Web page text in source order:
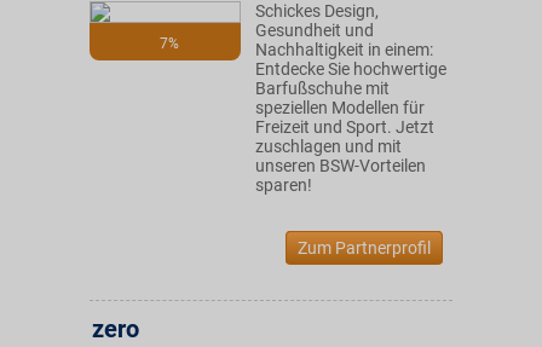
7%
Schickes Design,
Gesundheit und
Nachhaltigkeit in einem:
Entdecke Sie hochwertige
Barfußschuhe mit
speziellen Modellen für
Freizeit und Sport. Jetzt
zuschlagen und mit
unseren BSW-Vorteilen
sparen!
Zum Partnerprofil
zero